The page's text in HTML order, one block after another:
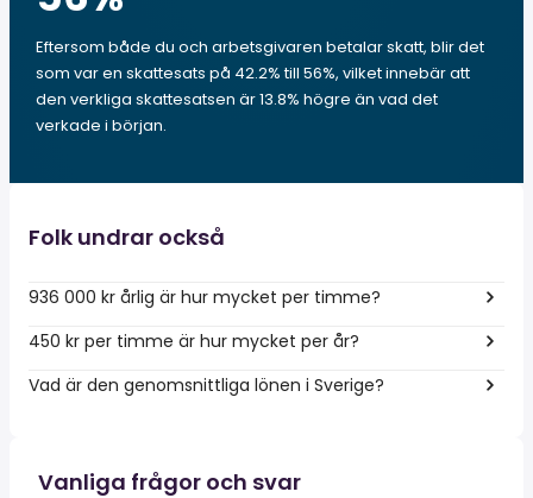
Eftersom både du och arbetsgivaren betalar skatt, blir det
som var en skattesats på 42.2% till 56%, vilket innebär att
den verkliga skattesatsen är 13.8% högre än vad det
verkade i början.
Folk undrar också
936 000 kr årlig är hur mycket per timme?
450 kr per timme är hur mycket per år?
Vad är den genomsnittliga lönen i Sverige?
Vanliga frågor och svar